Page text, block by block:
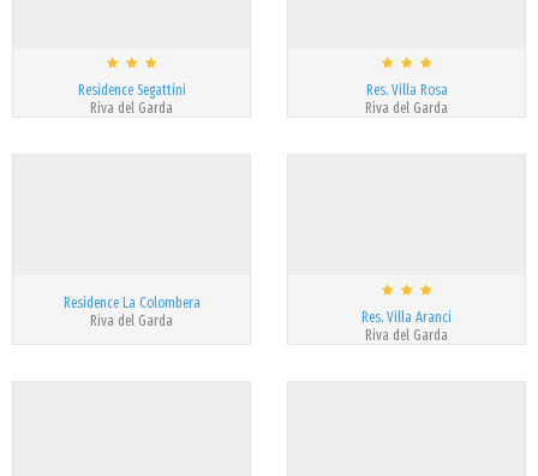
Residence Segattini
Riva del Garda
Res. Villa Rosa
Riva del Garda
Residence La Colombera
Riva del Garda
Res. Villa Aranci
Riva del Garda